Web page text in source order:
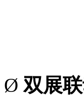
Ø双展